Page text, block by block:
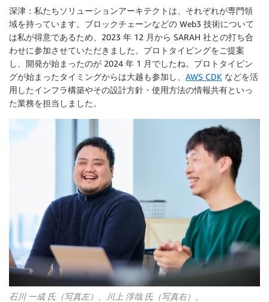
深津：私たちソリューションアーキテクトは、それぞれが専門領
域を持っています。ブロックチェーンなどの Web3 技術について
は私が得意であるため、2023 年 12 月から SARAH 社との打ち合
わせに参加させていただきました。プロトタイピングをご提案
し、開発が始まったのが 2024 年 1 月でしたね。プロトタイピン
グが始まったタイミングからは大越も参加し、 AWS CDK などを活
用したインフラ構築やその設計方針・使用方法の情報共有といっ
た業務を担当しました。
石川 一成 氏（写真左）、川上 淳哉 氏（写真右）。